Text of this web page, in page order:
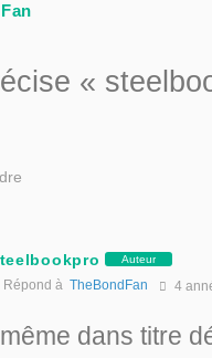
«
Auteur
Répond à TheBondFan 4
dans titre